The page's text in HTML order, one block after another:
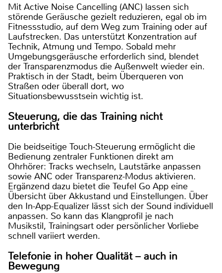
Mit Active Noise Cancelling (ANC) lassen sich
störende Geräusche gezielt reduzieren, egal ob im
Fitnessstudio, auf dem Weg zum Training oder auf
Laufstrecken. Das unterstützt Konzentration auf
Technik, Atmung und Tempo. Sobald mehr
Umgebungsgeräusche erforderlich sind, blendet
der Transparenzmodus die Außenwelt wieder ein.
Praktisch in der Stadt, beim Überqueren von
Straßen oder überall dort, wo
Situationsbewusstsein wichtig ist.
Steuerung, die das Training nicht
unterbricht
Die beidseitige Touch-Steuerung ermöglicht die
Bedienung zentraler Funktionen direkt am
Ohrhörer: Tracks wechseln, Lautstärke anpassen
sowie ANC oder Transparenz-Modus aktivieren.
Ergänzend dazu bietet die Teufel Go App eine
Übersicht über Akkustand und Einstellungen. Über
den In-App-Equalizer lässt sich der Sound individuell
anpassen. So kann das Klangprofil je nach
Musikstil, Trainingsart oder persönlicher Vorliebe
schnell variiert werden.
Telefonie in hoher Qualität – auch in
Bewegung